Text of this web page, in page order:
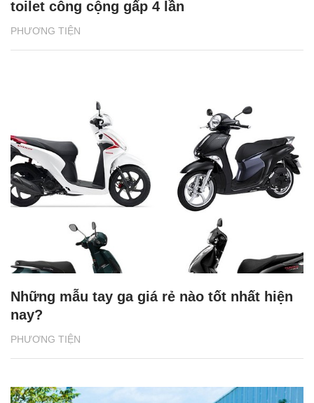
PHƯƠNG TIỆN
toilet công cộng gấp 4 lần
PHƯƠNG TIỆN
Những mẫu tay ga giá rẻ nào tốt nhất hiện
nay?